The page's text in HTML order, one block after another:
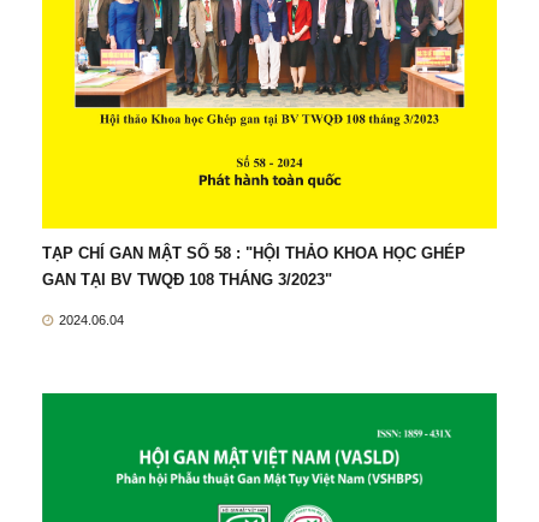
TẠP CHÍ GAN MẬT SỐ 58 : "HỘI THẢO KHOA HỌC GHÉP
GAN TẠI BV TWQĐ 108 THÁNG 3/2023"
2024.06.04